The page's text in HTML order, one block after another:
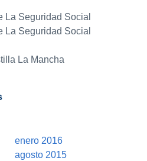
La Seguridad Social
La Seguridad Social
La Mancha
enero 2016
agosto 2015